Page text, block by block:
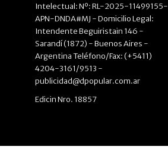
Intelectual: Nº: RL-2025-11499155-
APN-DNDA#MJ - Domicilio Legal:
Intendente Beguiristain 146 -
Sarandí (1872) - Buenos Aires -
Argentina Teléfono/Fax: (+5411)
4204-3161/9513 -
publicidad@dpopular.com.ar
Edicin Nro. 18857